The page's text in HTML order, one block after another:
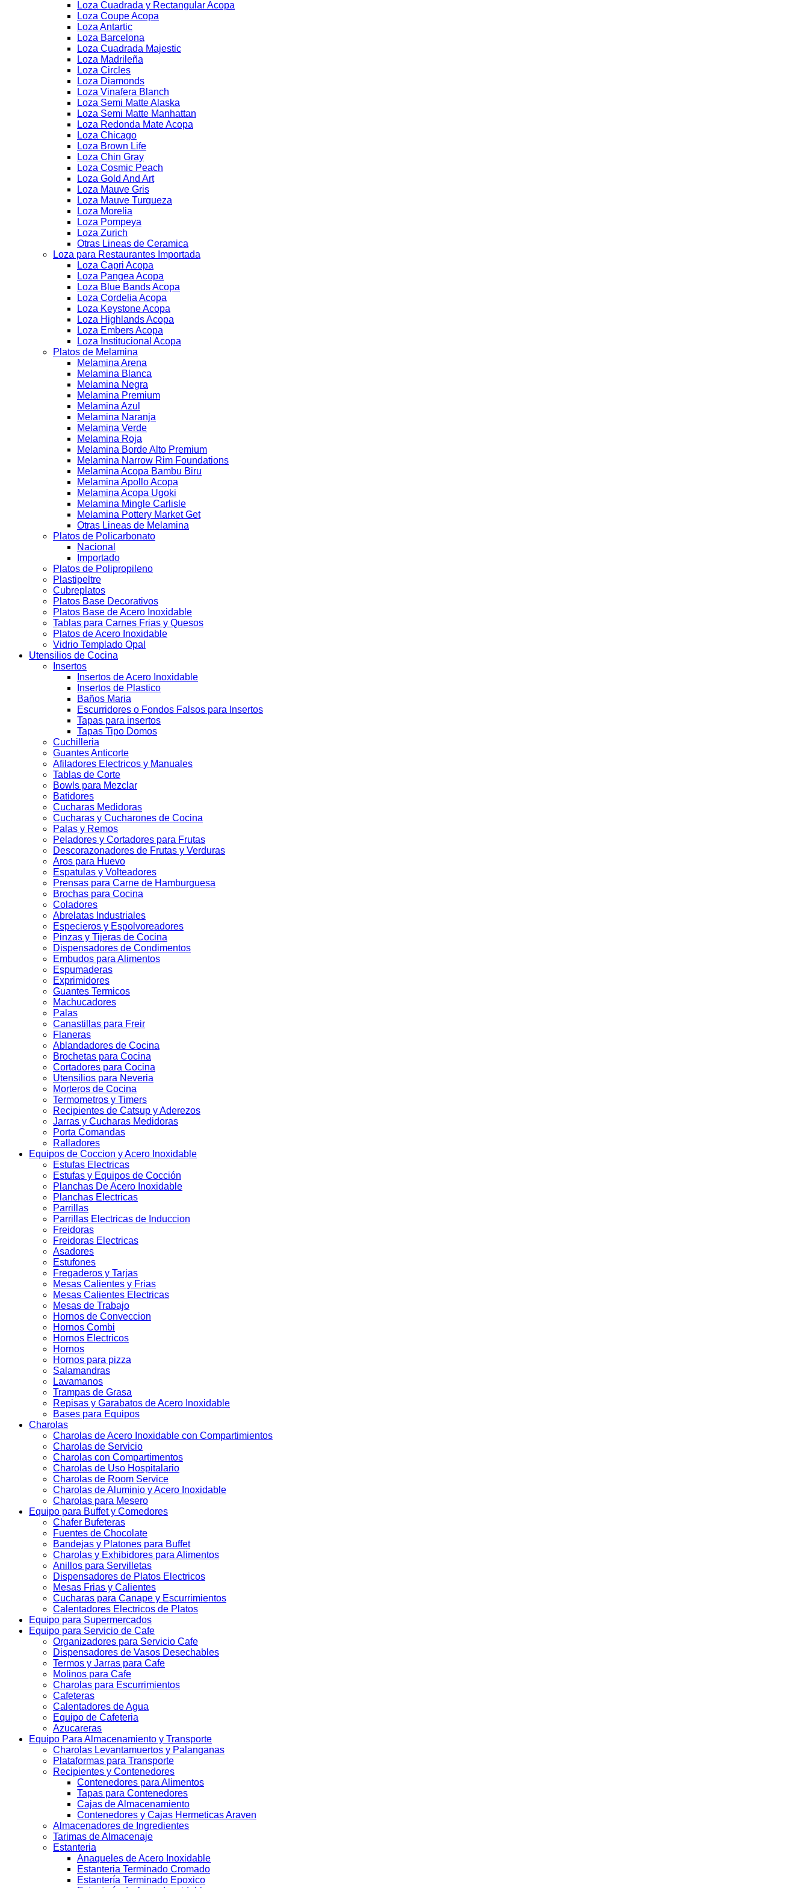
Loza Cuadrada y Rectangular Acopa
Loza Coupe Acopa
Loza Antartic
Loza Barcelona
Loza Cuadrada Majestic
Loza Madrileña
Loza Circles
Loza Diamonds
Loza Vinafera Blanch
Loza Semi Matte Alaska
Loza Semi Matte Manhattan
Loza Redonda Mate Acopa
Loza Chicago
Loza Brown Life
Loza Chin Gray
Loza Cosmic Peach
Loza Gold And Art
Loza Mauve Gris
Loza Mauve Turqueza
Loza Morelia
Loza Pompeya
Loza Zurich
Otras Lineas de Ceramica
Loza para Restaurantes Importada
Loza Capri Acopa
Loza Pangea Acopa
Loza Blue Bands Acopa
Loza Cordelia Acopa
Loza Keystone Acopa
Loza Highlands Acopa
Loza Embers Acopa
Loza Institucional Acopa
Platos de Melamina
Melamina Arena
Melamina Blanca
Melamina Negra
Melamina Premium
Melamina Azul
Melamina Naranja
Melamina Verde
Melamina Roja
Melamina Borde Alto Premium
Melamina Narrow Rim Foundations
Melamina Acopa Bambu Biru
Melamina Apollo Acopa
Melamina Acopa Ugoki
Melamina Mingle Carlisle
Melamina Pottery Market Get
Otras Lineas de Melamina
Platos de Policarbonato
Nacional
Importado
Platos de Polipropileno
Plastipeltre
Cubreplatos
Platos Base Decorativos
Platos Base de Acero Inoxidable
Tablas para Carnes Frias y Quesos
Platos de Acero Inoxidable
Vidrio Templado Opal
Utensilios de Cocina
Insertos
Insertos de Acero Inoxidable
Insertos de Plastico
Baños Maria
Escurridores o Fondos Falsos para Insertos
Tapas para insertos
Tapas Tipo Domos
Cuchilleria
Guantes Anticorte
Afiladores Electricos y Manuales
Tablas de Corte
Bowls para Mezclar
Batidores
Cucharas Medidoras
Cucharas y Cucharones de Cocina
Palas y Remos
Peladores y Cortadores para Frutas
Descorazonadores de Frutas y Verduras
Aros para Huevo
Espatulas y Volteadores
Prensas para Carne de Hamburguesa
Brochas para Cocina
Coladores
Abrelatas Industriales
Especieros y Espolvoreadores
Pinzas y Tijeras de Cocina
Dispensadores de Condimentos
Embudos para Alimentos
Espumaderas
Exprimidores
Guantes Termicos
Machucadores
Palas
Canastillas para Freir
Flaneras
Ablandadores de Cocina
Brochetas para Cocina
Cortadores para Cocina
Utensilios para Neveria
Morteros de Cocina
Termometros y Timers
Recipientes de Catsup y Aderezos
Jarras y Cucharas Medidoras
Porta Comandas
Ralladores
Equipos de Coccion y Acero Inoxidable
Estufas Electricas
Estufas y Equipos de Cocción
Planchas De Acero Inoxidable
Planchas Electricas
Parrillas
Parrillas Electricas de Induccion
Freidoras
Freidoras Electricas
Asadores
Estufones
Fregaderos y Tarjas
Mesas Calientes y Frias
Mesas Calientes Electricas
Mesas de Trabajo
Hornos de Conveccion
Hornos Combi
Hornos Electricos
Hornos
Hornos para pizza
Salamandras
Lavamanos
Trampas de Grasa
Repisas y Garabatos de Acero Inoxidable
Bases para Equipos
Charolas
Charolas de Acero Inoxidable con Compartimientos
Charolas de Servicio
Charolas con Compartimentos
Charolas de Uso Hospitalario
Charolas de Room Service
Charolas de Aluminio y Acero Inoxidable
Charolas para Mesero
Equipo para Buffet y Comedores
Chafer Bufeteras
Fuentes de Chocolate
Bandejas y Platones para Buffet
Charolas y Exhibidores para Alimentos
Anillos para Servilletas
Dispensadores de Platos Electricos
Mesas Frias y Calientes
Cucharas para Canape y Escurrimientos
Calentadores Electricos de Platos
Equipo para Supermercados
Equipo para Servicio de Cafe
Organizadores para Servicio Cafe
Dispensadores de Vasos Desechables
Termos y Jarras para Cafe
Molinos para Cafe
Charolas para Escurrimientos
Cafeteras
Calentadores de Agua
Equipo de Cafeteria
Azucareras
Equipo Para Almacenamiento y Transporte
Charolas Levantamuertos y Palanganas
Plataformas para Transporte
Recipientes y Contenedores
Contenedores para Alimentos
Tapas para Contenedores
Cajas de Almacenamiento
Contenedores y Cajas Hermeticas Araven
Almacenadores de Ingredientes
Tarimas de Almacenaje
Estanteria
Anaqueles de Acero Inoxidable
Estanteria Terminado Cromado
Estantería Terminado Epoxico